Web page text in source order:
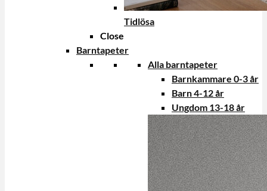
Tidlösa
Close
Barntapeter
Alla barntapeter
Barnkammare 0-3 år
Barn 4-12 år
Ungdom 13-18 år